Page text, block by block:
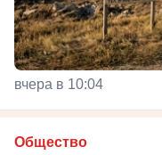
вчера в 10:04
Общество